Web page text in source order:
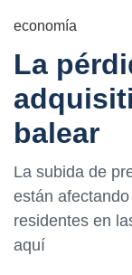
economía
La
balear
La subida de
están
residentes en
aquí